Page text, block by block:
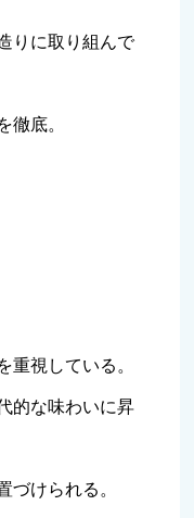
りに取り組んで
徹底。
視している。
的な味わいに昇
けられる。